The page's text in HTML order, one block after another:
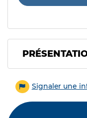
Signaler une